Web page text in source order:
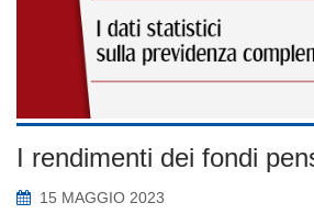
I rendimenti dei fondi
15 MAGGIO 2023